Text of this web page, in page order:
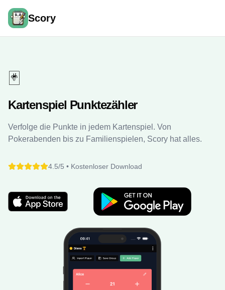
Scory
🃏
Kartenspiel Punktezähler
Verfolge die Punkte in jedem Kartenspiel. Von
Pokerabenden bis zu Familienspielen, Scory hat alles.
4.5/5 • Kostenloser Download